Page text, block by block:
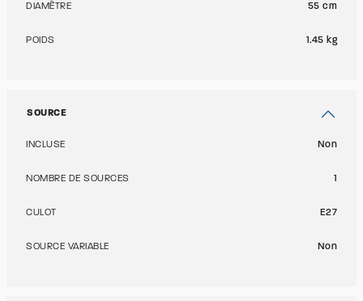
DIAMÈTRE 55 cm
POIDS 1.45 kg
SOURCE
INCLUSE Non
NOMBRE DE SOURCES 1
CULOT E27
SOURCE VARIABLE Non